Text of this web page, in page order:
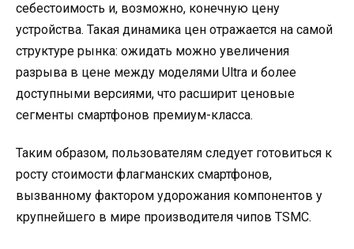
себестоимость и, возможно, конечную цену
устройства. Такая динамика цен отражается на самой
структуре рынка: ожидать можно увеличения
разрыва в цене между моделями Ultra и более
доступными версиями, что расширит ценовые
сегменты смартфонов премиум-класса.
Таким образом, пользователям следует готовиться к
росту стоимости флагманских смартфонов,
вызванному фактором удорожания компонентов у
крупнейшего в мире производителя чипов TSMC.